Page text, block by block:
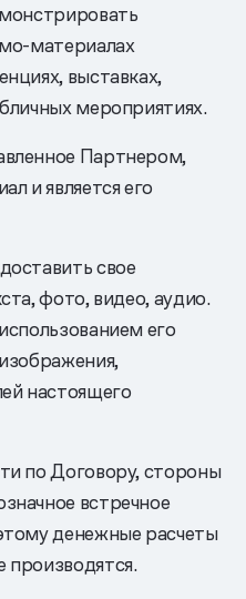
материалах
выставках,
мероприятиях.
Партнером,
и является его
свое
фото, видео, аудио.
его
настоящего
по Договору, стороны
встречное
денежные расчеты